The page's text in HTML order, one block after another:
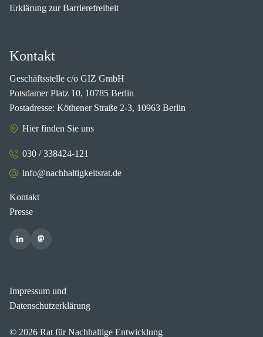
Erklärung zur Barrierefreiheit
Kontakt
Geschäftsstelle c/o GIZ GmbH
Potsdamer Platz 10, 10785 Berlin
Postadresse: Köthener Straße 2-3, 10963 Berlin
Hier finden Sie uns
030 / 338424-121
info@nachhaltigkeitsrat.de
Kontakt
Presse
Impressum und
Datenschutzerklärung
© 2026 Rat für Nachhaltige Entwicklung